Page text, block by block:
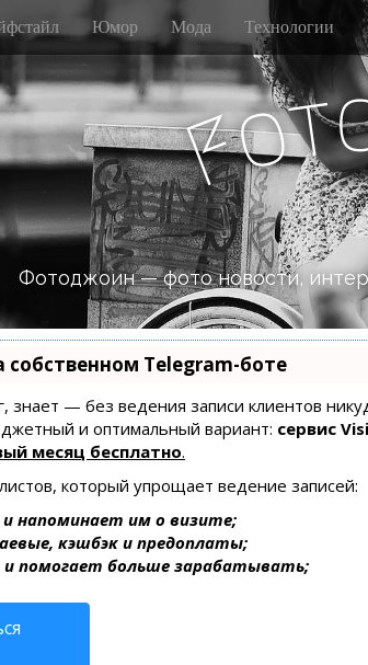
Юмор Мода Технологии
Fot
Фотоджоин — фото новости,
собственном Telegram-боте
знает — без ведения записи клиентов
и оптимальный вариант: сервис
месяц бесплатно.
который упрощает ведение записей:
напоминает им о визите;
кэшбэк и предоплаты;
помогает больше зарабатывать;